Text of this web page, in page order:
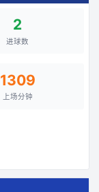
2
进球数
1309
上场分钟